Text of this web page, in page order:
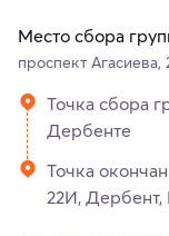
Место сбора
проспект
Точка сбора
Дербенте
Точка
22И, Дербент,